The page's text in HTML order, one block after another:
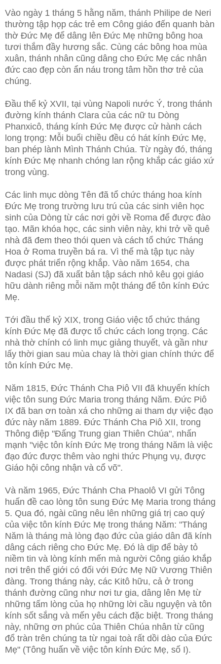
Vào ngày 1 tháng 5 hằng năm, thánh Philipe de Neri
thường tập họp các trẻ em Công giáo đến quanh bàn
thờ Đức Mẹ để dâng lên Đức Mẹ những bông hoa
tươi thắm đầy hương sắc. Cùng các bông hoa mùa
xuân, thánh nhân cũng dâng cho Đức Mẹ các nhân
đức cao đẹp còn ẩn náu trong tâm hồn thơ trẻ của
chúng.
Đầu thế kỷ XVII, tại vùng Napoli nước Ý, trong thánh
đường kính thánh Clara của các nữ tu Dòng
Phanxicô, tháng kính Đức Mẹ được cử hành cách
long trọng: Mỗi buổi chiều đều có hát kính Đức Mẹ,
ban phép lành Mình Thánh Chúa. Từ ngày đó, tháng
kính Đức Mẹ nhanh chóng lan rộng khắp các giáo xứ
trong vùng.
Các linh mục dòng Tên đã tổ chức tháng hoa kính
Đức Mẹ trong trường lưu trú của các sinh viên học
sinh của Dòng từ các nơi gởi về Roma để được đào
tạo. Mãn khóa học, các sinh viên này, khi trở về quê
nhà đã đem theo thói quen và cách tổ chức Tháng
Hoa ở Roma truyền bá ra. Vì thế mà tập tục này
được phát triển rộng khắp. Vào năm 1654, cha
Nadasi (SJ) đã xuất bản tập sách nhỏ kêu gọi giáo
hữu dành riêng mỗi năm một tháng để tôn kính Đức
Mẹ.
Tới đầu thế kỷ XIX, trong Giáo việc tổ chức tháng
kính Đức Mẹ đã được tổ chức cách long trọng. Các
nhà thờ chính có linh mục giảng thuyết, và gần như
lấy thời gian sau mùa chay là thời gian chính thức để
tôn kính Đức Mẹ.
Năm 1815, Đức Thánh Cha Piô VII đã khuyến khích
việc tôn sung Đức Maria trong tháng Năm. Đức Piô
IX đã ban ơn toàn xá cho những ai tham dự việc đạo
đức này năm 1889. Đức Thánh Cha Piô XII, trong
Thông điệp "Đấng Trung gian Thiên Chúa", nhấn
mạnh "việc tôn kính Đức Mẹ trong tháng Năm là việc
đạo đức được thêm vào nghi thức Phụng vụ, được
Giáo hội công nhận và cổ võ".
Và năm 1965, Đức Thánh Cha Phaolô VI gửi Tông
huấn đề cao lòng tôn sung Đức Mẹ Maria trong tháng
5. Qua đó, ngài cũng nêu lên những giá trị cao quý
của việc tôn kính Đức Mẹ trong tháng Năm: "Tháng
Năm là tháng mà lòng đạo đức của giáo dân đã kính
dâng cách riêng cho Đức Mẹ. Đó là dịp để bày tỏ
niềm tin và lòng kính mến mà người Công giáo khắp
nơi trên thế giới có đối với Đức Mẹ Nữ Vương Thiên
đàng. Trong tháng này, các Kitô hữu, cả ở trong
thánh đường cũng như nơi tư gia, dâng lên Mẹ từ
những tấm lòng của họ những lời cầu nguyện và tôn
kính sốt sắng và mến yêu cách đặc biệt. Trong tháng
này, những ơn phúc của Thiên Chúa nhân từ cũng
đổ tràn trên chúng ta từ ngai toà rất dồi dào của Đức
Mẹ" (Tông huấn về việc tôn kính Đức Mẹ, số I).